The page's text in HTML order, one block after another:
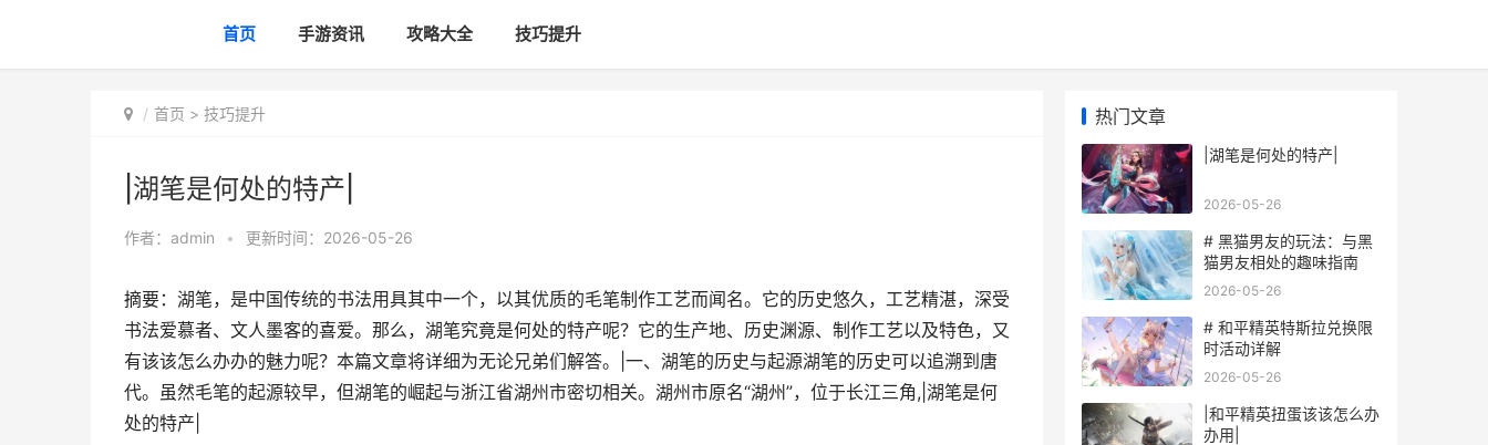
首页 手游资讯 攻略大全 技巧提升
首页 > 技巧提升
|湖笔是何处的特产|
作者： admin • 更新时间：2026-05-26
摘要：湖笔，是中国传统的书法用具其中一个，以其优质的毛笔制作工艺而闻名。它的历史悠久，工艺精湛，深受
书法爱慕者、文人墨客的喜爱。那么，湖笔究竟是何处的特产呢？它的生产地、历史渊源、制作工艺以及特色，又
有该该怎么办办的魅力呢？本篇文章将详细为无论兄弟们解答。|一、湖笔的历史与起源湖笔的历史可以追溯到唐
代。虽然毛笔的起源较早，但湖笔的崛起与浙江省湖州市密切相关。湖州市原名“湖州”，位于长江三角,|湖笔是何
处的特产|
热门文章
|湖笔是何处的特产|
2026-05-26
# 黑猫男友的玩法：与黑
猫男友相处的趣味指南
2026-05-26
# 和平精英特斯拉兑换限
时活动详解
2026-05-26
|和平精英扭蛋该该怎么办
办用|